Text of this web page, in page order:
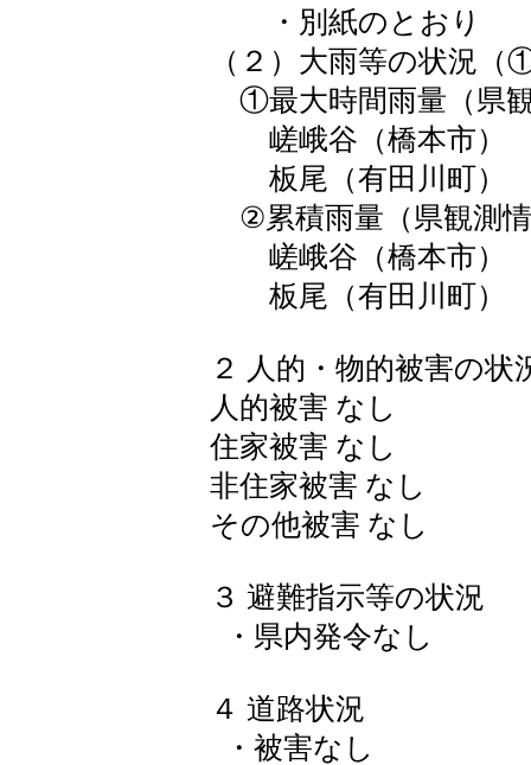
・別紙のとおり
（２）大雨等の状況
①最大時間雨量（県
嵯峨谷（橋本市）
板尾（有田川町）
②累積雨量（県観測
嵯峨谷（橋本市）
板尾（有田川町）
２ 人的・物的被害の状
人的被害 なし
住家被害 なし
非住家被害 なし
その他被害 なし
３ 避難指示等の状況
・県内発令なし
４ 道路状況
・被害なし